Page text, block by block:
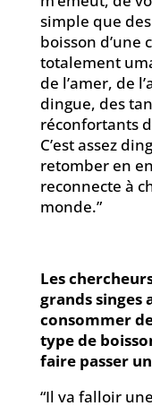
simple que
boisson
totalement
de l’amer, de
dingue, des
réconfortants
C’est assez
retomber en
reconnecte à
monde.”
Les
grands singes
consommer
type de
faire passer
“Il va falloir